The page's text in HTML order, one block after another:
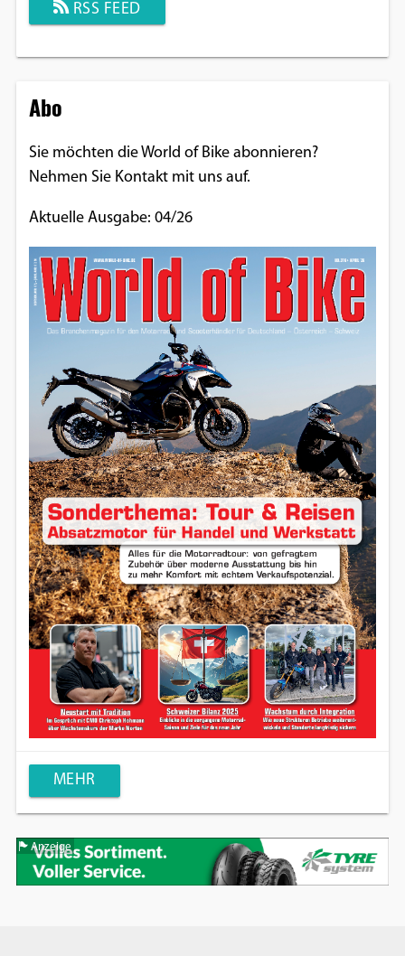
RSS FEED
Abo
Sie möchten die World of Bike abonnieren?
Nehmen Sie Kontakt mit uns auf.
Aktuelle Ausgabe: 04/26
MEHR
Anzeige